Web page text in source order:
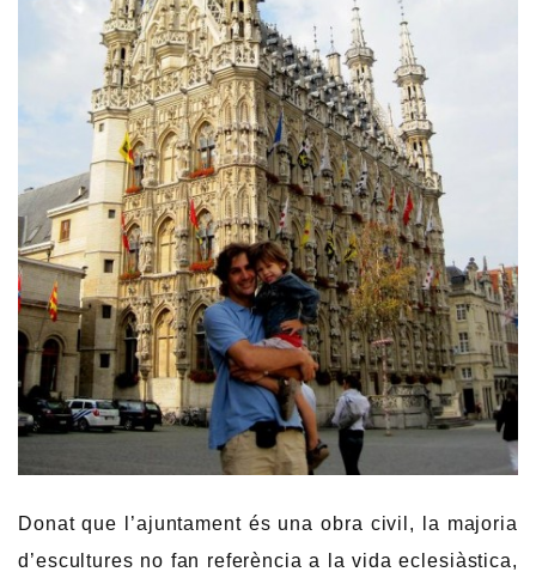
Donat que l’ajuntament és una obra civil, la majoria
d’escultures no fan referència a la vida eclesiàstica,